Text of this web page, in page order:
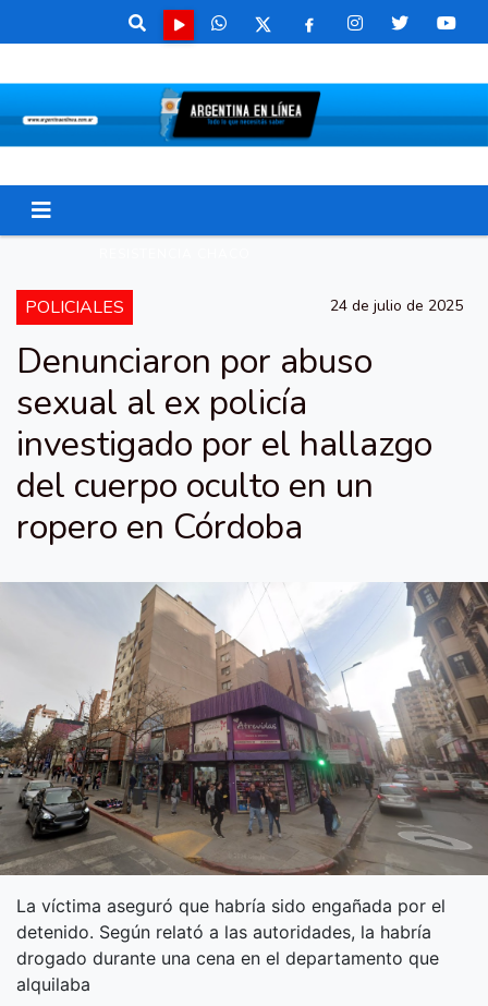
POLICIALES 24 de julio de 2025
Denunciaron por abuso
sexual al ex policía
investigado por el hallazgo
del cuerpo oculto en un
ropero en Córdoba
La víctima aseguró que habría sido engañada por el
detenido. Según relató a las autoridades, la habría
drogado durante una cena en el departamento que
alquilaba